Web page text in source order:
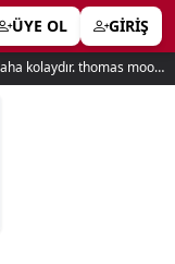
ÜYE OL GİRİŞ
En iyi yolu bulmak, en kötüsünü bulmaktan çok daha kolaydır. thomas moore